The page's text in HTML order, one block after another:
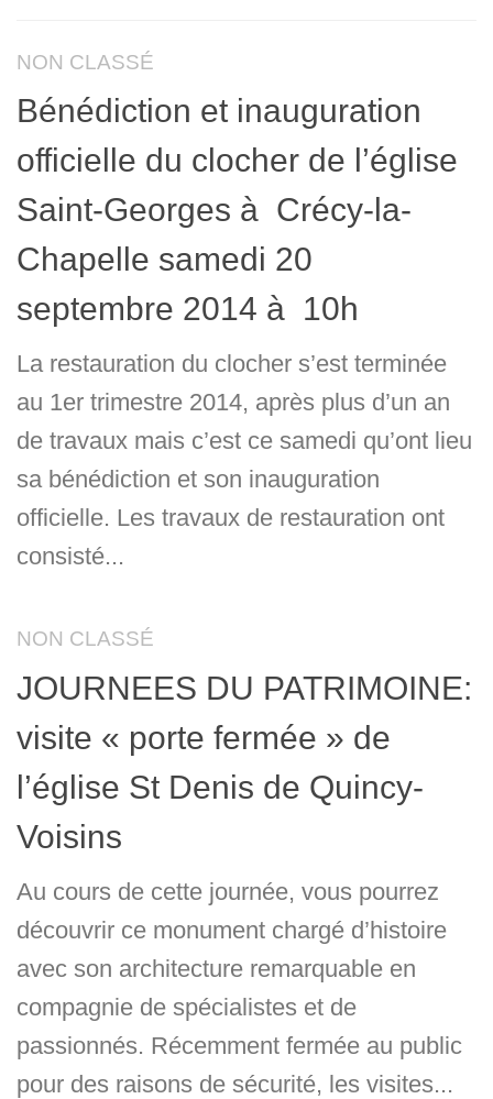
NON CLASSÉ
Bénédiction et inauguration
officielle du clocher de l’église
Saint-Georges à Crécy-la-
Chapelle samedi 20
septembre 2014 à 10h
La restauration du clocher s’est terminée
au 1er trimestre 2014, après plus d’un an
de travaux mais c’est ce samedi qu’ont lieu
sa bénédiction et son inauguration
officielle. Les travaux de restauration ont
consisté...
NON CLASSÉ
JOURNEES DU PATRIMOINE:
visite « porte fermée » de
l’église St Denis de Quincy-
Voisins
Au cours de cette journée, vous pourrez
découvrir ce monument chargé d’histoire
avec son architecture remarquable en
compagnie de spécialistes et de
passionnés. Récemment fermée au public
pour des raisons de sécurité, les visites...